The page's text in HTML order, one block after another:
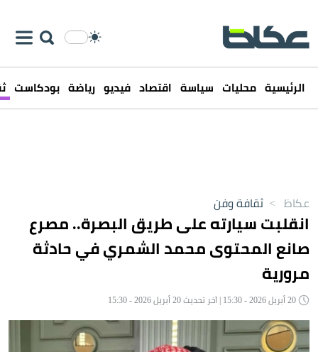
الرئيسية محليات سياسة اقتصاد فيديو رياضة بودكاست
عكاظ > ثقافة وفن
انقلبت سيارته على طريق البصرة.. مصرع
صانع المحتوى محمد الشمري في حادثة
مرورية